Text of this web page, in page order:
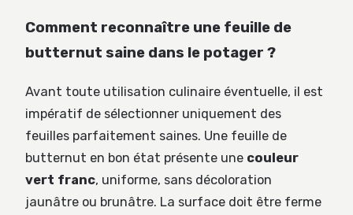
Comment reconnaître une feuille de
butternut saine dans le potager ?
Avant toute utilisation culinaire éventuelle, il est
impératif de sélectionner uniquement des
feuilles parfaitement saines. Une feuille de
butternut en bon état présente une couleur
vert franc, uniforme, sans décoloration
jaunâtre ou brunâtre. La surface doit être ferme